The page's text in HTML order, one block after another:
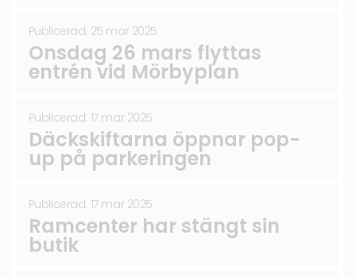
Publicerad: 25 mar 2025
Onsdag 26 mars flyttas
entrén vid Mörbyplan
Publicerad: 17 mar 2025
Däckskiftarna öppnar pop-
up på parkeringen
Publicerad: 17 mar 2025
Ramcenter har stängt sin
butik